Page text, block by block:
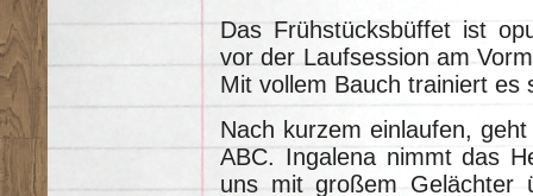
Das Frühstücksbüffet ist
vor der Laufsession am
Mit vollem Bauch trainiert es
Nach kurzem einlaufen,
ABC. Ingalena nimmt das
uns mit großem Gelächter